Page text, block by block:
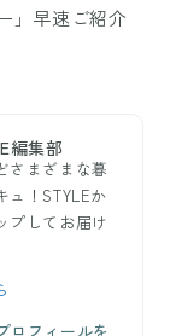
」早速ご紹介
編集部
さまざまな暮
ュ！STYLEか
プしてお届け
ロフィールを